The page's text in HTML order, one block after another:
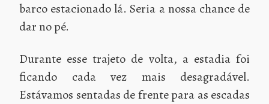
barco estacionado lá. Seria a nossa chance de
dar no pé.
Durante esse trajeto de volta, a estadia foi
ficando cada vez mais desagradável.
Estávamos sentadas de frente para as escadas